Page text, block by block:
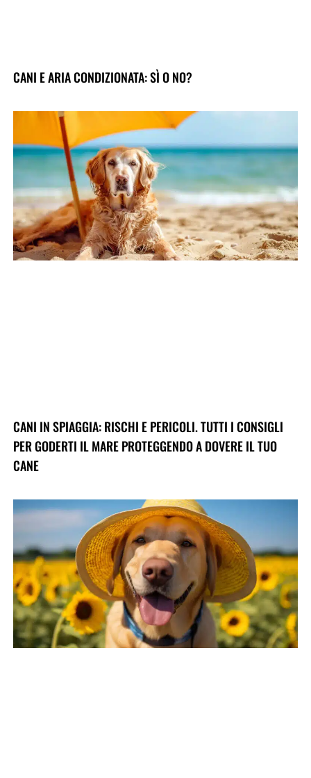
CANI E ARIA CONDIZIONATA: SÌ O NO?
CANI IN SPIAGGIA: RISCHI E PERICOLI. TUTTI I CONSIGLI
PER GODERTI IL MARE PROTEGGENDO A DOVERE IL TUO
CANE